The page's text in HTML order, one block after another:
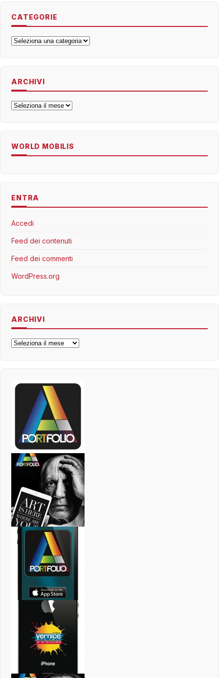
CATEGORIE
Categorie
ARCHIVI
Archivi
WORLD MOBILIS
ENTRA
Accedi
Feed dei contenuti
Feed dei commenti
WordPress.org
ARCHIVI
Archivi